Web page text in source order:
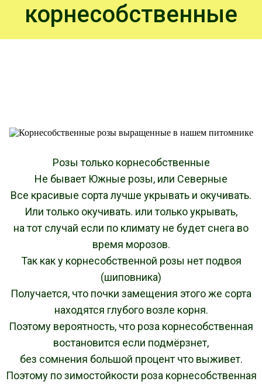
корнесобственные
Розы только корнесобственные
Не бывает Южные розы, или Северные
Все красивые сорта лучше укрывать и окучивать.
Или только окучивать. или только укрывать,
на тот случай если по климату не будет снега во
время морозов.
Так как у корнесобственной розы нет подвоя
(шиповника)
Получается, что почки замещения этого же сорта
находятся глубого возле корня.
Поэтому вероятность, что роза корнесобственная
востановится если подмёрзнет,
без сомнения большой процент что выживет.
Поэтому по зимостойкости роза корнесобственная